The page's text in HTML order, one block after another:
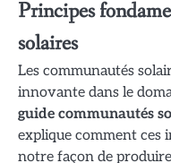
Principes
solaires
Les communautés
innovante dans le
guide communautés
explique comment ces
notre façon de